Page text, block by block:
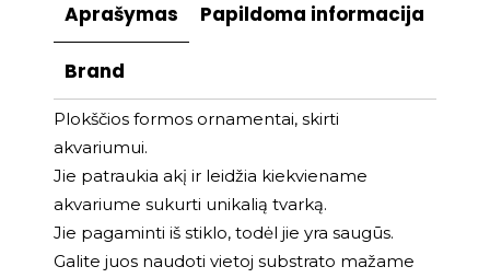
Aprašymas Papildoma informacija
Brand
Plokščios formos ornamentai, skirti
akvariumui.
Jie patraukia akį ir leidžia kiekviename
akvariume sukurti unikalią tvarką.
Jie pagaminti iš stiklo, todėl jie yra saugūs.
Galite juos naudoti vietoj substrato mažame